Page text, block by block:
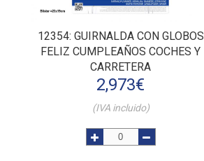
12354: GUIRNALDA CON GLOBOS
FELIZ CUMPLEAÑOS COCHES Y
CARRETERA
2,973€
(IVA incluido)